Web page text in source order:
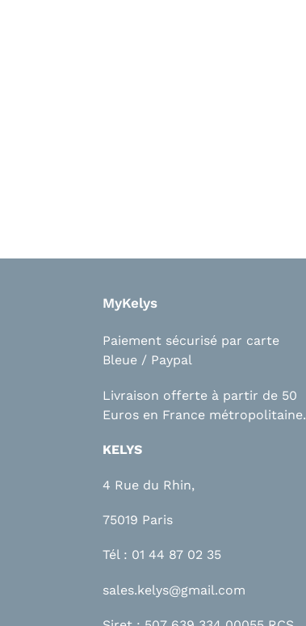
MyKelys
Paiement sécurisé par carte
Bleue / Paypal
Livraison offerte à partir de 50
Euros en France métropolitaine.
KELYS
4 Rue du Rhin,
75019 Paris
Tél : 01 44 87 02 35
sales.kelys@gmail.com